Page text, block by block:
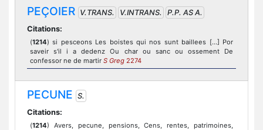
PEÇOIER V.TRANS. V.INTRANS.
P.P. AS A.
Citations:
(1214) si pesceons Les boistes qui nos sunt baillees [...] Por
saveir s'il i a dedenz Ou char ou sanc ou ossement De
confessor ne de martir S Greg 2274
PECUNE S.
Citations:
(1214) Avers, pecune, pensions, Cens, rentes, patrimoines,